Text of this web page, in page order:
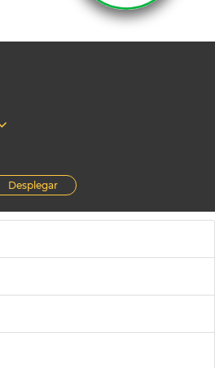
Desplegar